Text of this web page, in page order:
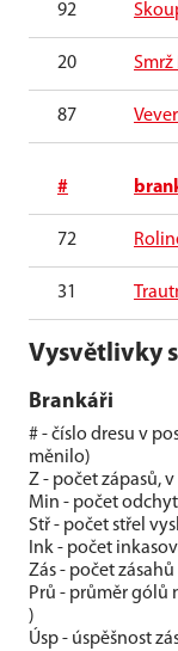
92
20 Smrž
87
#
72
31
Vysvětlivky
Brankáři
# - číslo dresu v
měnilo)
Z - počet zápasů,
Min - počet
Stř - počet střel
Ink - počet
Zás - počet zásahů
Prů - průměr gólů
)
Úsp - úspěšnost